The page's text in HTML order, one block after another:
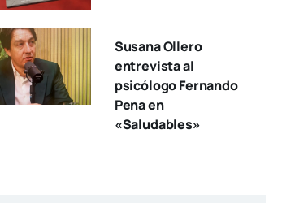
Susana Ollero
entrevista al
psicólogo Fernando
Pena en
«Saludables»